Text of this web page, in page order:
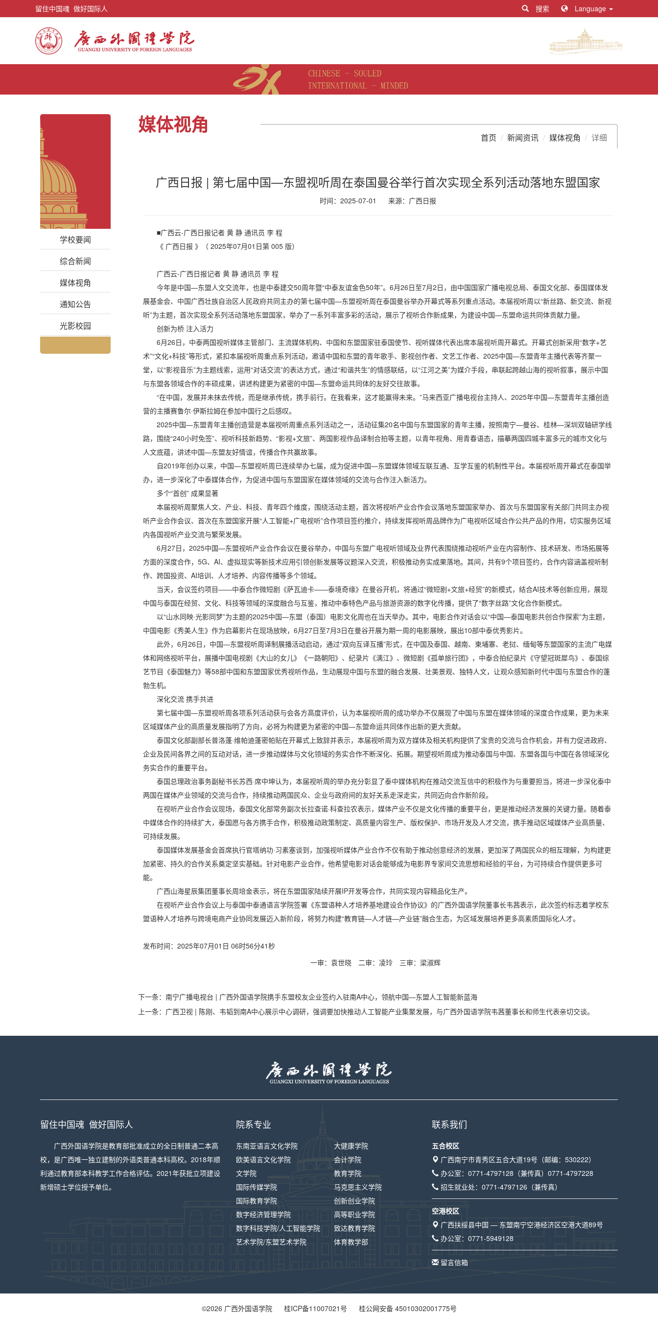
留住中国魂 做好国际人 搜索 Language
学校要闻
综合新闻
媒体视角
通知公告
光影校园
媒体视角
首页 新闻资讯 媒体视角 详细
广西日报 | 第七届中国—东盟视听周在泰国曼谷举行首次实现全系列活动落地东盟国家
时间：2025-07-01 来源： 广西日报
■广西云-广西日报记者 黄 静 通讯员 李 程
《 广西日报 》（ 2025年07月01日第 005 版）
广西云-广西日报记者 黄 静 通讯员 李 程
今年是中国—东盟人文交流年，也是中泰建交50周年暨“中泰友谊金色50年”。6月26日至7月2日，由中国国家广播电视总局、泰国文化部、泰国媒体发
展基金会、中国广西壮族自治区人民政府共同主办的第七届中国—东盟视听周在泰国曼谷举办开幕式等系列重点活动。本届视听周以“新丝路、新交流、新视
听”为主题，首次实现全系列活动落地东盟国家，举办了一系列丰富多彩的活动，展示了视听合作新成果，为建设中国—东盟命运共同体贡献力量。
创新为桥 注入活力
6月26日，中泰两国视听媒体主管部门、主流媒体机构、中国和东盟国家驻泰国使节、视听媒体代表出席本届视听周开幕式。开幕式创新采用“数字+艺
术”“文化+科技”等形式，紧扣本届视听周重点系列活动，邀请中国和东盟的青年歌手、影视创作者、文艺工作者、2025中国—东盟青年主播代表等齐聚一
堂，以“影视音乐”为主题线索，运用“对话交流”的表达方式，通过“和谐共生”的情感联结，以“江河之美”为媒介手段，串联起跨越山海的视听叙事，展示中国
与东盟各领域合作的丰硕成果，讲述构建更为紧密的中国—东盟命运共同体的友好交往故事。
“在中国，发展并未抹去传统，而是继承传统，携手前行。在我看来，这才能赢得未来。”马来西亚广播电视台主持人、2025年中国—东盟青年主播创造
营的主播赛鲁尔·伊斯拉姆在参加中国行之后感叹。
2025中国—东盟青年主播创造营是本届视听周重点系列活动之一，活动征集20名中国与东盟国家的青年主播，按照南宁—曼谷、桂林—深圳双轴研学线
路，围绕“240小时免签”、视听科技新趋势、“影视+文旅”、两国影视作品译制合拍等主题，以青年视角、用青春语态，描摹两国四城丰富多元的城市文化与
人文底蕴，讲述中国—东盟友好情谊，传播合作共赢故事。
自2019年创办以来，中国—东盟视听周已连续举办七届，成为促进中国—东盟媒体领域互联互通、互学互鉴的机制性平台。本届视听周开幕式在泰国举
办，进一步深化了中泰媒体合作，为促进中国与东盟国家在媒体领域的交流与合作注入新活力。
多个“首创” 成果显著
本届视听周聚焦人文、产业、科技、青年四个维度，围绕活动主题，首次将视听产业合作会议落地东盟国家举办、首次与东盟国家有关部门共同主办视
听产业合作会议、首次在东盟国家开展“人工智能+广电视听”合作项目签约推介，持续发挥视听周品牌作为广电视听区域合作公共产品的作用，切实服务区域
内各国视听产业交流与繁荣发展。
6月27日，2025中国—东盟视听产业合作会议在曼谷举办，中国与东盟广电视听领域及业界代表围绕推动视听产业在内容制作、技术研发、市场拓展等
方面的深度合作，5G、AI、虚拟现实等新技术应用引领创新发展等议题深入交流，积极推动务实成果落地。其间，共有9个项目签约，合作内容涵盖视听制
作、跨国投资、AI培训、人才培养、内容传播等多个领域。
当天，会议签约项目——中泰合作微短剧《萨瓦迪卡——泰境奇缘》在曼谷开机，将通过“微短剧+文旅+经贸”的新模式，结合AI技术等创新应用，展现
中国与泰国在经贸、文化、科技等领域的深度融合与互鉴，推动中泰特色产品与旅游资源的数字化传播，提供了“数字丝路”文化合作新模式。
以“山水同映·光影同梦”为主题的2025中国—东盟（泰国）电影文化周也在当天举办。其中，电影合作对话会以“中国—泰国电影共创合作探索”为主题，
中国电影《秀美人生》作为启幕影片在现场放映，6月27日至7月3日在曼谷开展为期一周的电影展映，展出10部中泰优秀影片。
此外，6月26日，中国—东盟视听周译制展播活动启动，通过“双向互译互播”形式，在中国及泰国、越南、柬埔寨、老挝、缅甸等东盟国家的主流广电媒
体和网络视听平台，展播中国电视剧《大山的女儿》《一路朝阳》、纪录片《漓江》、微短剧《孤单旅行团》，中泰合拍纪录片《守望冠斑犀鸟》、泰国综
艺节目《泰国魅力》等58部中国和东盟国家优秀视听作品，生动展现中国与东盟的融合发展、壮美景观、独特人文，让观众感知新时代中国与东盟合作的蓬
勃生机。
深化交流 携手共进
第七届中国—东盟视听周各项系列活动获与会各方高度评价，认为本届视听周的成功举办不仅展现了中国与东盟在媒体领域的深度合作成果，更为未来
区域媒体产业的高质量发展指明了方向，必将为构建更为紧密的中国—东盟命运共同体作出新的更大贡献。
泰国文化部副部长普洛蓬·维帕迪蓬密帕贴在开幕式上致辞并表示，本届视听周为双方媒体及相关机构提供了宝贵的交流与合作机会，并有力促进政府、
企业及民间各界之间的互动对话，进一步推动媒体与文化领域的务实合作不断深化、拓展。期望视听周成为推动泰国与中国、东盟各国与中国在各领域深化
务实合作的重要平台。
泰国总理政治事务副秘书长苏西·席中坤认为，本届视听周的举办充分彰显了泰中媒体机构在推动交流互信中的积极作为与重要担当，将进一步深化泰中
两国在媒体产业领域的交流与合作，持续推动两国民众、企业与政府间的友好关系走深走实，共同迈向合作新阶段。
在视听产业合作会议现场，泰国文化部常务副次长拉查诺·科查拉农表示，媒体产业不仅是文化传播的重要平台，更是推动经济发展的关键力量。随着泰
中媒体合作的持续扩大，泰国愿与各方携手合作，积极推动政策制定、高质量内容生产、版权保护、市场开发及人才交流，携手推动区域媒体产业高质量、
可持续发展。
泰国媒体发展基金会首席执行官塔纳功·习素塞谈到，加强视听媒体产业合作不仅有助于推动创意经济的发展，更加深了两国民众的相互理解，为构建更
加紧密、持久的合作关系奠定坚实基础。针对电影产业合作，他希望电影对话会能够成为电影界专家间交流思想和经验的平台，为可持续合作提供更多可
能。
广西山海星辰集团董事长周培金表示，将在东盟国家陆续开展IP开发等合作，共同实现内容精品化生产。
在视听产业合作会议上与泰国中泰通语言学院签署《东盟语种人才培养基地建设合作协议》的广西外国语学院董事长韦茜表示，此次签约标志着学校东
盟语种人才培养与跨境电商产业协同发展迈入新阶段，将努力构建“教育链—人才链—产业链”融合生态，为区域发展培养更多高素质国际化人才。
发布时间：2025年07月01日 06时56分41秒
一审：袁世晓
二审：凌玲 三审：梁淑辉
下一条： 南宁广播电视台 | 广西外国语学院携手东盟校友企业签约入驻南A中心，领航中国—东盟人工智能新蓝海
上一条： 广西卫视 | 陈刚、韦韬到南A中心展示中心调研，强调要加快推动人工智能产业集聚发展，与广西外国语学院韦茜董事长和师生代表亲切交谈。
留住中国魂 做好国际人
广西外国语学院是教育部批准成立的全日制普通二本高
校，是广西唯一独立建制的外语类普通本科高校。2018年顺
利通过教育部本科教学工作合格评估。2021年获批立项建设
新增硕士学位授予单位。
院系专业
东南亚语言文化学院
欧美语言文化学院
文学院
国际传媒学院
国际教育学院
数字经济管理学院
数字科技学院/人工智能学院
艺术学院/东盟艺术学院
大健康学院
会计学院
教育学院
马克思主义学院
创新创业学院
高等职业学院
致达教育学院
体育教学部
联系我们
五合校区
广西南宁市青秀区五合大道19号（邮编：530222）
办公室： 0771-4797128 （兼传真） 0771-4797228
招生就业处： 0771-4797126 （兼传真）
空港校区
广西扶绥县中国 — 东盟南宁空港经济区空港大道89号
办公室： 0771-5949128
留言信箱
©2026 广西外国语学院 桂ICP备11007021号 桂公网安备 45010302001775号